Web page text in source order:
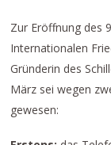
Zur Eröffnung des
Internationalen
Gründerin des
März sei wegen
gewesen: